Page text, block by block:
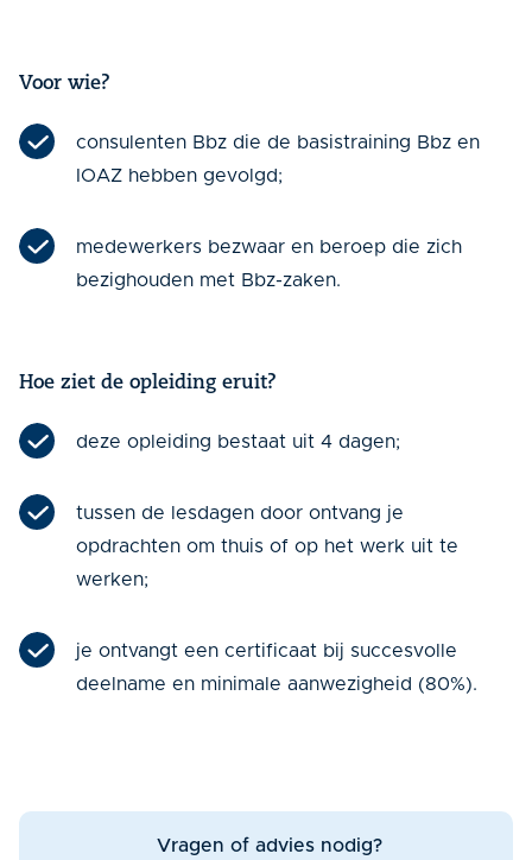
Voor wie?
consulenten Bbz die de basistraining Bbz en
IOAZ hebben gevolgd;
medewerkers bezwaar en beroep die zich
bezighouden met Bbz-zaken.
Hoe ziet de opleiding eruit?
deze opleiding bestaat uit 4 dagen;
tussen de lesdagen door ontvang je
opdrachten om thuis of op het werk uit te
werken;
je ontvangt een certificaat bij succesvolle
deelname en minimale aanwezigheid (80%).
Vragen of advies nodig?